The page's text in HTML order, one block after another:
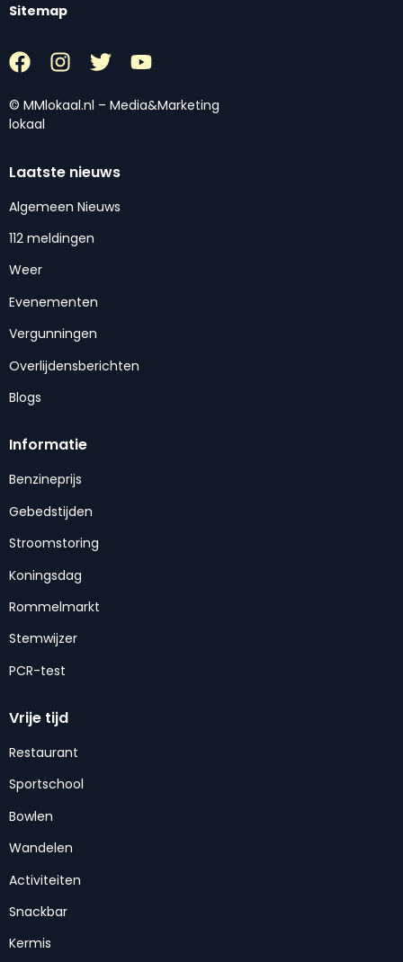
Sitemap
© MMlokaal.nl – Media&Marketing
lokaal
Laatste nieuws
Algemeen Nieuws
112 meldingen
Weer
Evenementen
Vergunningen
Overlijdensberichten
Blogs
Informatie
Benzineprijs
Gebedstijden
Stroomstoring
Koningsdag
Rommelmarkt
Stemwijzer
PCR-test
Vrije tijd
Restaurant
Sportschool
Bowlen
Wandelen
Activiteiten
Snackbar
Kermis